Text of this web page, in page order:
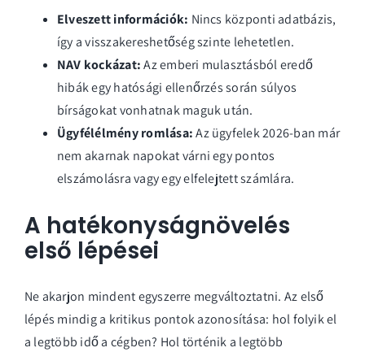
Elveszett információk: Nincs központi adatbázis,
így a visszakereshetőség szinte lehetetlen.
NAV kockázat:Az emberi mulasztásból eredő
hibák egy hatósági ellenőrzés során súlyos
bírságokat vonhatnak maguk után.
Ügyfélélmény romlása:Az ügyfelek 2026-ban már
nem akarnak napokat várni egy pontos
elszámolásra vagy egy elfelejtett számlára.
A hatékonyságnövelés
első lépései
Ne akarjon mindent egyszerre megváltoztatni. Az első
lépés mindig a kritikus pontok azonosítása: hol folyik el
a legtöbb idő a cégben? Hol történik a legtöbb